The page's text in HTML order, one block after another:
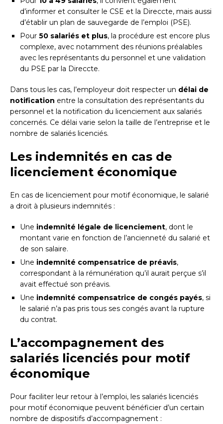
d’informer et consulter le CSE et la Direccte, mais aussi
d’établir un plan de sauvegarde de l’emploi (PSE).
Pour 50 salariés et plus, la procédure est encore plus
complexe, avec notamment des réunions préalables
avec les représentants du personnel et une validation
du PSE par la Direccte.
Dans tous les cas, l’employeur doit respecter un délai de
notification entre la consultation des représentants du
personnel et la notification du licenciement aux salariés
concernés. Ce délai varie selon la taille de l’entreprise et le
nombre de salariés licenciés.
Les indemnités en cas de
licenciement économique
En cas de licenciement pour motif économique, le salarié
a droit à plusieurs indemnités :
Une indemnité légale de licenciement, dont le
montant varie en fonction de l’ancienneté du salarié et
de son salaire.
Une indemnité compensatrice de préavis,
correspondant à la rémunération qu’il aurait perçue s’il
avait effectué son préavis.
Une indemnité compensatrice de congés payés, si
le salarié n’a pas pris tous ses congés avant la rupture
du contrat.
L’accompagnement des
salariés licenciés pour motif
économique
Pour faciliter leur retour à l’emploi, les salariés licenciés
pour motif économique peuvent bénéficier d’un certain
nombre de dispositifs d’accompagnement :